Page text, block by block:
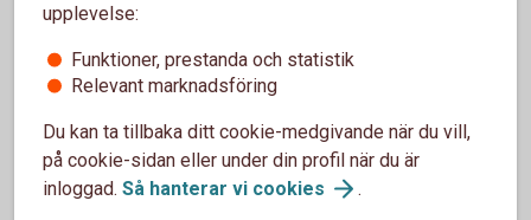
Fördelar
Vill du inte teckna aktier har du möjlighet att sälja dina
rätter på andrahandsmarknaden.
upplevelse:
Funktioner, prestanda och statistik
Relevant marknadsföring
Du kan ta tillbaka ditt cookie-medgivande när du vill,
på cookie-sidan eller under din profil när du är
inloggad. Så hanterar vi cookies .